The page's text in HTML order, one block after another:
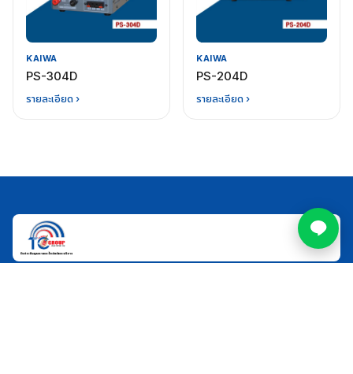
KAIWA
PS-304D
รายละเอียด ›
KAIWA
PS-204D
รายละเอียด ›